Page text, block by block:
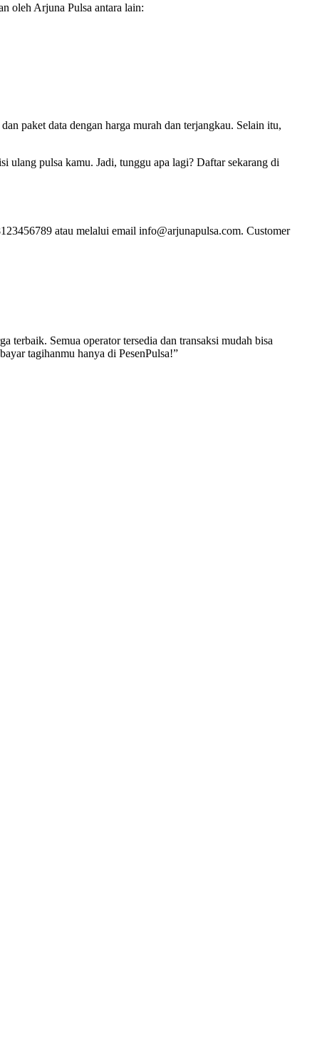
oleh Arjuna Pulsa antara lain:
paket data dengan harga murah dan terjangkau. Selain itu,
ulang pulsa kamu. Jadi, tunggu apa lagi? Daftar sekarang di
atau melalui email info@arjunapulsa.com. Customer
terbaik. Semua operator tersedia dan transaksi mudah bisa
tagihanmu hanya di PesenPulsa!”